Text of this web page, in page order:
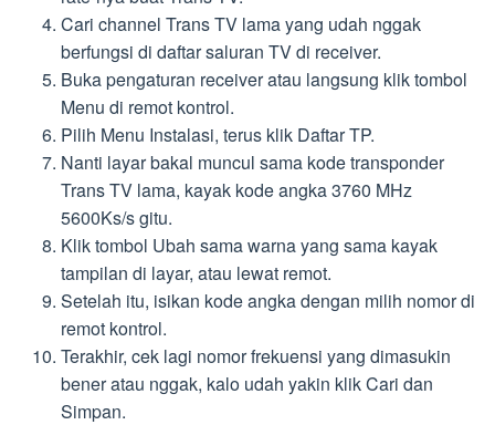
Cari channel Trans TV lama yang udah nggak
berfungsi di daftar saluran TV di receiver.
Buka pengaturan receiver atau langsung klik tombol
Menu di remot kontrol.
Pilih Menu Instalasi, terus klik Daftar TP.
Nanti layar bakal muncul sama kode transponder
Trans TV lama, kayak kode angka 3760 MHz
5600Ks/s gitu.
Klik tombol Ubah sama warna yang sama kayak
tampilan di layar, atau lewat remot.
Setelah itu, isikan kode angka dengan milih nomor di
remot kontrol.
Terakhir, cek lagi nomor frekuensi yang dimasukin
bener atau nggak, kalo udah yakin klik Cari dan
Simpan.